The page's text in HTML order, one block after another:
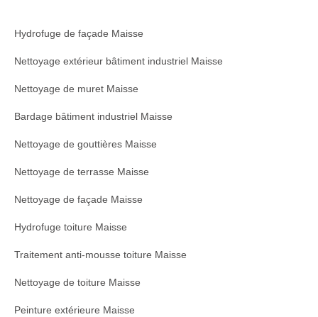
Hydrofuge de façade Maisse
Nettoyage extérieur bâtiment industriel Maisse
Nettoyage de muret Maisse
Bardage bâtiment industriel Maisse
Nettoyage de gouttières Maisse
Nettoyage de terrasse Maisse
Nettoyage de façade Maisse
Hydrofuge toiture Maisse
Traitement anti-mousse toiture Maisse
Nettoyage de toiture Maisse
Peinture extérieure Maisse